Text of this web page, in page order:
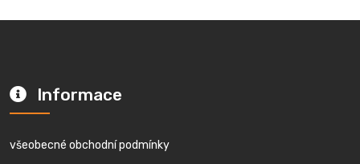
Informace
všeobecné obchodní podmínky